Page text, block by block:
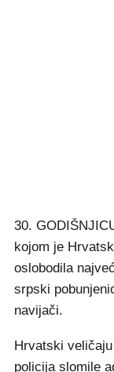
30.
kojom je
oslobodila
srpski
navijači.
Hrvatski
policija slomile